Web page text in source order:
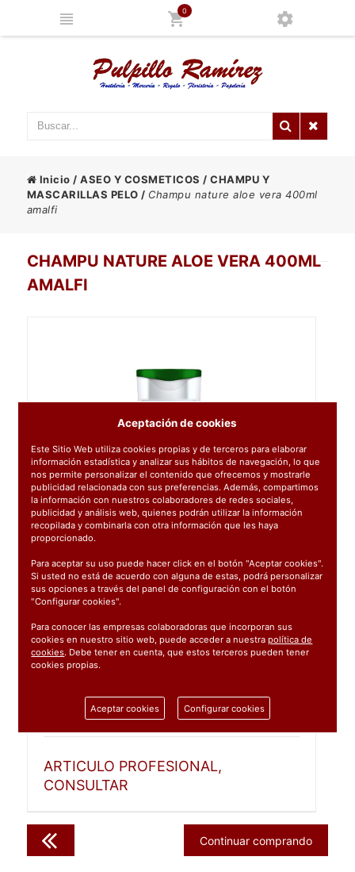
0
Inicio /ASEO Y COSMETICOS /CHAMPU Y
MASCARILLAS PELO / Champu nature aloe vera 400ml
amalfi
CHAMPU NATURE ALOE VERA 400ML
AMALFI
04272
1 unidad
ARTICULO PROFESIONAL,
CONSULTAR
Continuar comprando
Aceptación de cookies
Este Sitio Web utiliza cookies propias y de terceros para elaborar
información estadística y analizar sus hábitos de navegación, lo que
nos permite personalizar el contenido que ofrecemos y mostrarle
publicidad relacionada con sus preferencias. Además, compartimos
la información con nuestros colaboradores de redes sociales,
publicidad y análisis web, quienes podrán utilizar la información
recopilada y combinarla con otra información que les haya
proporcionado.
Para aceptar su uso puede hacer click en el botón "Aceptar cookies".
Si usted no está de acuerdo con alguna de estas, podrá personalizar
sus opciones a través del panel de configuración con el botón
"Configurar cookies".
Para conocer las empresas colaboradoras que incorporan sus
cookies en nuestro sitio web, puede acceder a nuestrapolítica de
cookies. Debe tener en cuenta, que estos terceros pueden tener
cookies propias.
Aceptar cookies Configurar cookies